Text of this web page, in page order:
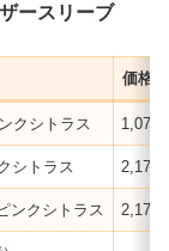
ースリーブ
価格
クシトラス 1,078
シトラス 2,178
ンクシトラス 2,178